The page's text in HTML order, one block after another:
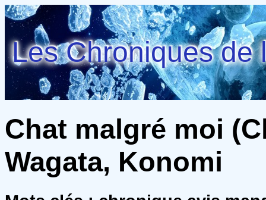
Les Chroniques de
Chat malgré moi
Wagata, Konomi